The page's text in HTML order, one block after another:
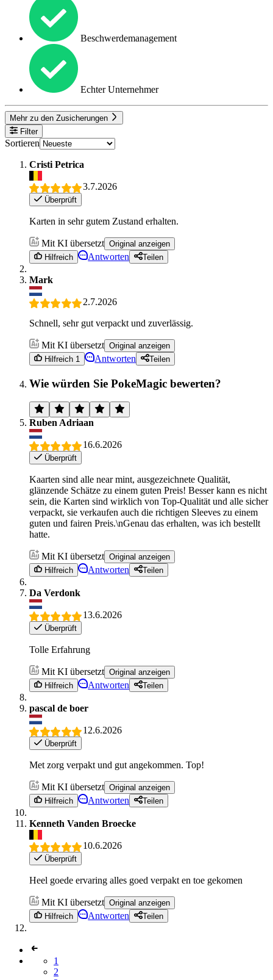
Beschwerdemanagement
Echter Unternehmer
Mehr zu den Zusicherungen
Filter
Sortieren
Cristi Petrica
3.7.2026
Überprüft
Karten in sehr gutem Zustand erhalten.
Mit KI übersetzt Original anzeigen
Hilfreich
Antworten Teilen
Mark
2.7.2026
Schnell, sehr gut verpackt und zuverlässig.
Mit KI übersetzt Original anzeigen
Hilfreich 1
Antworten Teilen
Wie würden Sie PokeMagic bewerten?
Ruben Adriaan
16.6.2026
Überprüft
Kaarten sind alle near mint, ausgezeichnete Qualität,
glänzende Schätze zu einem guten Preis! Besser kann es nicht
sein, die Karten sind wirklich von Top-Qualität und alle sicher
verpackt, sie verkaufen auch die richtigen Sleeves zu einem
guten und fairen Preis.\nGenau das erhalten, was ich bestellt
hatte.
Mit KI übersetzt Original anzeigen
Hilfreich
Antworten Teilen
Da Verdonk
13.6.2026
Überprüft
Tolle Erfahrung
Mit KI übersetzt Original anzeigen
Hilfreich
Antworten Teilen
pascal de boer
12.6.2026
Überprüft
Met zorg verpakt und gut angekommen. Top!
Mit KI übersetzt Original anzeigen
Hilfreich
Antworten Teilen
Kenneth Vanden Broecke
10.6.2026
Überprüft
Heel goede ervaring alles goed verpakt en toe gekomen
Mit KI übersetzt Original anzeigen
Hilfreich
Antworten Teilen
1
2